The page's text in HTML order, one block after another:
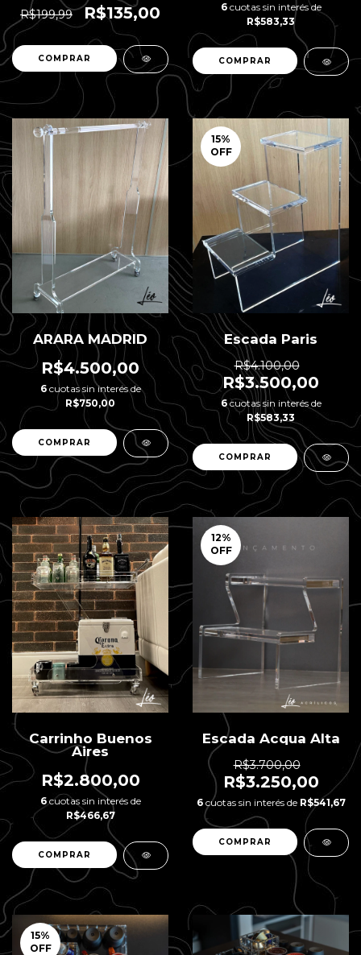
R$199,99 R$135,00 6cuotas sin interés de
R$583,33
COMPRAR
ARARA MADRID
R$4.500,00
6cuotas sin interés de
R$750,00
15%
OFF
Escada Paris
R$4.100,00
R$3.500,00
6cuotas sin interés de
R$583,33
Carrinho Buenos
Aires
R$2.800,00
6cuotas sin interés de
R$466,67
12%
OFF
Escada Acqua Alta
R$3.700,00
R$3.250,00
6cuotas sin interés de R$541,67
15%
OFF